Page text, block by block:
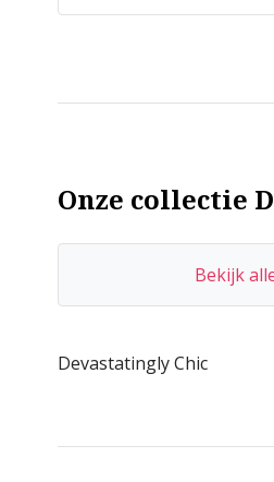
Onze collectie
Bekijk
Devastatingly Chic